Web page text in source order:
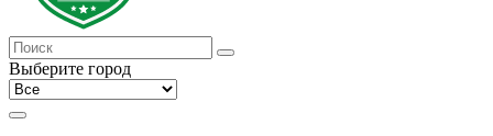
Выберите город